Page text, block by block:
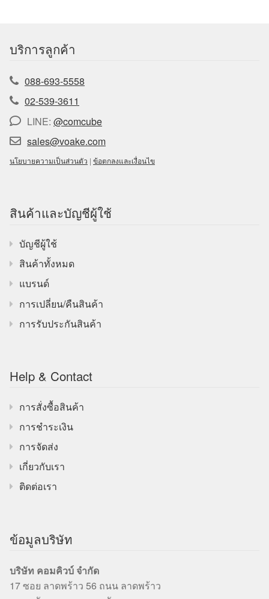
บริการลูกค้า
088-693-5558
02-539-3611
LINE: @comcube
sales@voake.com
นโยบายความเป็นส่วนตัว | ข้อตกลงและเงื่อนไข
สินค้าและบัญชีผู้ใช้
บัญชีผู้ใช้
สินค้าทั้งหมด
แบรนด์
การเปลี่ยน/คืนสินค้า
การรับประกันสินค้า
Help & Contact
การสั่งซื้อสินค้า
การชำระเงิน
การจัดส่ง
เกี่ยวกับเรา
ติดต่อเรา
ข้อมูลบริษัท
บริษัท คอมคิวบ์ จำกัด
17 ซอย ลาดพร้าว 56 ถนน ลาดพร้าว